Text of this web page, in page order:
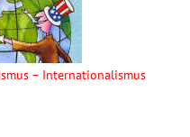
– Inter­natio­nalismus